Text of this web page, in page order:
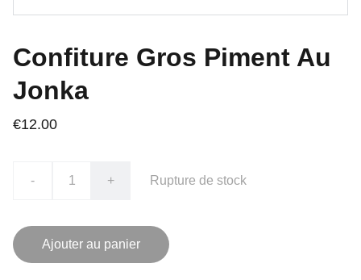
Confiture Gros Piment Au
Jonka
€12.00
- + Rupture de stock
Ajouter au panier